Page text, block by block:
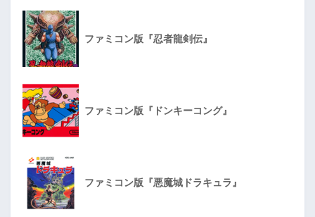
ファミコン版『忍者龍剣伝』
ファミコン版『ドンキーコング』
ファミコン版『悪魔城ドラキュラ』